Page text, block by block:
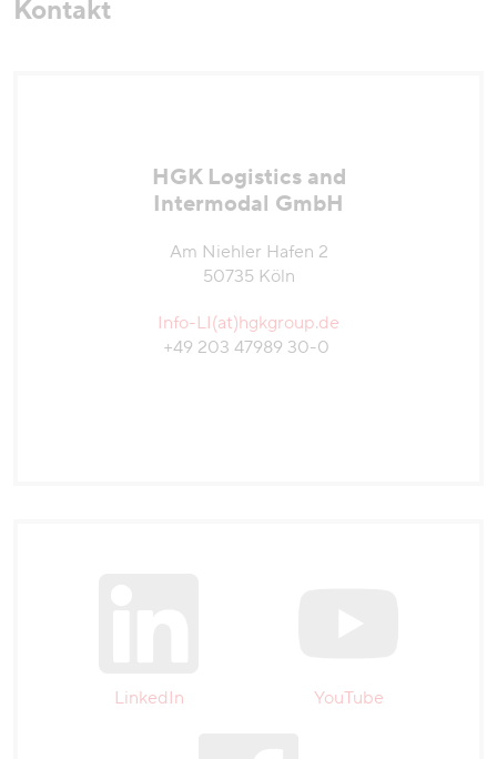
Kontakt
HGK Logistics and
Intermodal GmbH
Am Niehler Hafen 2
50735 Köln
Info-LI(at)hgkgroup.de
+49 203 47989 30-0
LinkedIn YouTube